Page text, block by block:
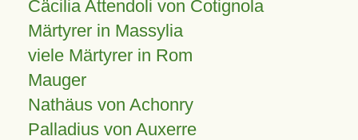
Cäcilia Attendoli von Cotignola
Märtyrer in Massylia
viele Märtyrer in Rom
Mauger
Nathäus von Achonry
Palladius von Auxerre